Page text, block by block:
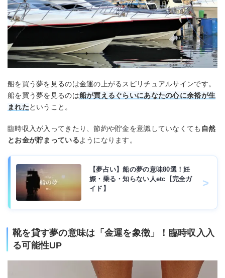
船を買う夢を見るのは金運の上がるスピリチュアルサインです。
船を買う夢を見るのは船が買えるぐらいにあなたの心に余裕が生
まれたということ。
臨時収入が入ってきたり、節約や貯金を意識していなくても 自然
とお金が貯まっているようになります。
【夢占い】船の夢の意味80選！妊
娠・乗る・知らない人etc【完全ガ
イド】
靴を貸す夢の意味は「金運を象徴」！臨時収入入
る可能性UP